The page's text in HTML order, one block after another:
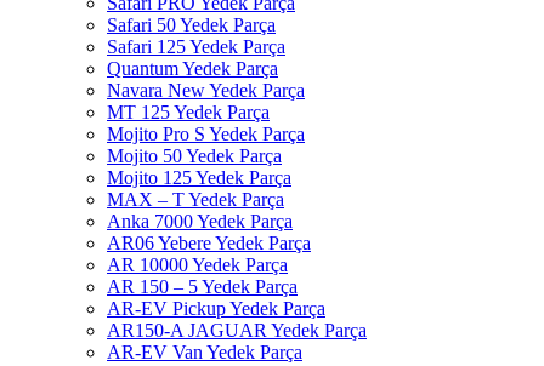
Safari 50 Yedek Parça
Safari 125 Yedek Parça
Quantum Yedek Parça
Navara New Yedek Parça
MT 125 Yedek Parça
Mojito Pro S Yedek Parça
Mojito 50 Yedek Parça
Mojito 125 Yedek Parça
MAX – T Yedek Parça
Anka 7000 Yedek Parça
AR06 Yebere Yedek Parça
AR 10000 Yedek Parça
AR 150 – 5 Yedek Parça
AR-EV Pickup Yedek Parça
AR150-A JAGUAR Yedek Parça
AR-EV Van Yedek Parça